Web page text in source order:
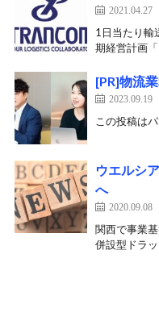
2021.04.27
1日当たり輸
期経営計画
[PR]物流
2023.09.19
この投稿は
ウエルシ
へ
2020.09.08
関西で事業
併設型ドラ